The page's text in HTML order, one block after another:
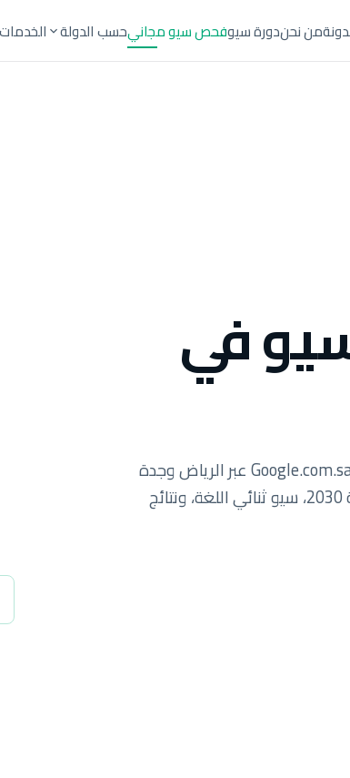
حسب الدولةفحص سيو مجانيدورة سيومن نحن
في
سبايدرلاب يساعد الشركات السعودية على الهيمنة على Google.com.sa عبر الرياض وجدة
والدمام والمنطقة الشرقية. نمو رقمي يتماشى مع رؤية 2030، سيو ثنائي اللغة، ونتائج